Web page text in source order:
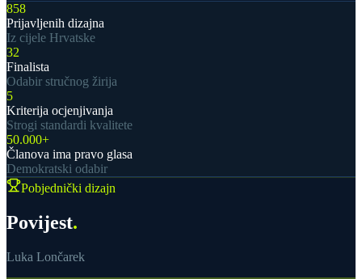
858
Prijavljenih dizajna
Iz cijele Hrvatske
32
Finalista
Odabir stručnog žirija
5
Kriterija ocjenjivanja
Strogi standardi kvalitete
50.000+
Članova ima pravo glasa
Demokratski odabir
Pobjednički dizajn
Povijest.
Luka Lončarek